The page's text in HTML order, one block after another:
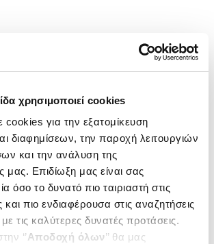
χρησιμοποιεί cookies
cookies για την εξατομίκευση
διαφημίσεων, την παροχή λειτουργιών
και την ανάλυση της
μας. Επιδίωξη μας είναι σας
όσο το δυνατό πιο ταιριαστή στις
και πιο ενδιαφέρουσα στις αναζητήσεις
τις καλύτερες δυνατές προτάσεις.
‘’Αποδοχή όλων’’ θα μας